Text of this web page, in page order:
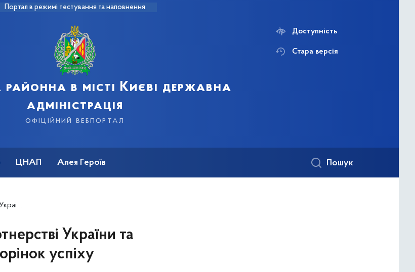
Портал в режимі тестування та наповнення
в місті Києві державна
адміністрація
офіційний вебпортал
Доступність
Стара версія
ЦНАП Алея Героїв Пошук
успіху
України та
успіху